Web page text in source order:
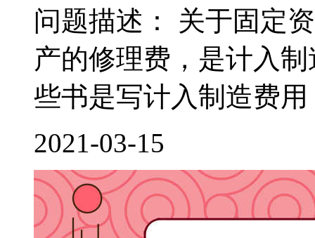
问题描述： 关于固定
产的修理费，是计入
些书是写计入制造费
2021-03-15